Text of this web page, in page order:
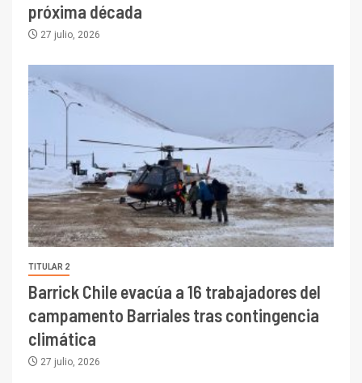
próxima década
27 julio, 2026
TITULAR 2
Barrick Chile evacúa a 16 trabajadores del
campamento Barriales tras contingencia
climática
27 julio, 2026